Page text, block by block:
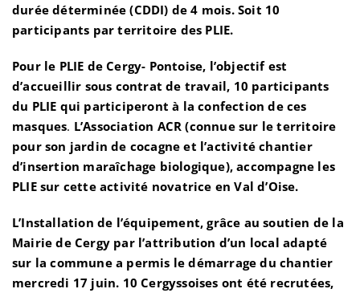
durée déterminée (CDDI) de 4 mois. Soit 10
participants par territoire des PLIE.
Pour le PLIE de Cergy- Pontoise, l’objectif est
d’accueillir sous contrat de travail, 10 participants
du PLIE qui participeront à la confection de ces
masques. L’Association ACR (connue sur le territoire
pour son jardin de cocagne et l’activité chantier
d’insertion maraîchage biologique), accompagne les
PLIE sur cette activité novatrice en Val d’Oise.
L’Installation de l’équipement, grâce au soutien de la
Mairie de Cergy par l’attribution d’un local adapté
sur la commune a permis le démarrage du chantier
mercredi 17 juin. 10 Cergyssoises ont été recrutées,